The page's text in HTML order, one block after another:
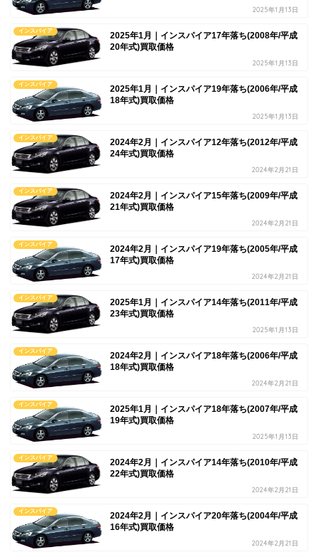
2025年1月13日
インスパイア
2025年1月｜インスパイア17年落ち(2008年/平成
20年式)買取価格
2025年1月13日
インスパイア
2025年1月｜インスパイア19年落ち(2006年/平成
18年式)買取価格
2025年1月13日
インスパイア
2024年2月｜インスパイア12年落ち(2012年/平成
24年式)買取価格
2024年2月21日
インスパイア
2024年2月｜インスパイア15年落ち(2009年/平成
21年式)買取価格
2024年2月21日
インスパイア
2024年2月｜インスパイア19年落ち(2005年/平成
17年式)買取価格
2024年2月21日
インスパイア
2025年1月｜インスパイア14年落ち(2011年/平成
23年式)買取価格
2025年1月13日
インスパイア
2024年2月｜インスパイア18年落ち(2006年/平成
18年式)買取価格
2024年2月21日
インスパイア
2025年1月｜インスパイア18年落ち(2007年/平成
19年式)買取価格
2025年1月13日
インスパイア
2024年2月｜インスパイア14年落ち(2010年/平成
22年式)買取価格
2024年2月21日
インスパイア
2024年2月｜インスパイア20年落ち(2004年/平成
16年式)買取価格
2024年2月21日